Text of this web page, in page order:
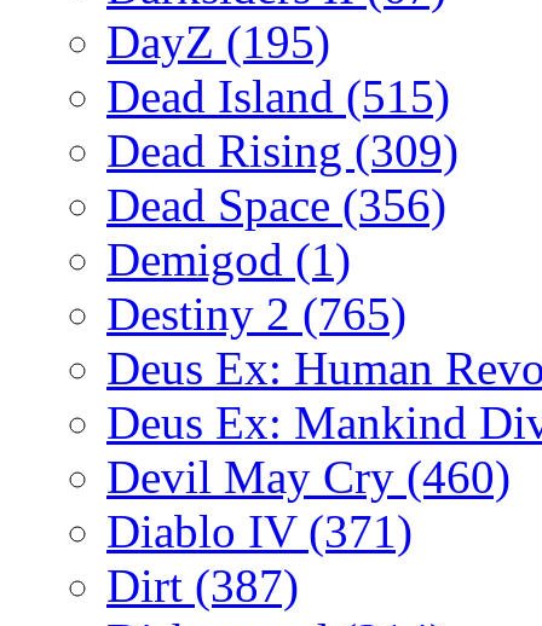
DayZ (195)
Dead Island (515)
Dead Rising (309)
Dead Space (356)
Demigod (1)
Destiny 2 (765)
Deus Ex: Human
Deus Ex: Mankind
Devil May Cry (460)
Diablo IV (371)
Dirt (387)